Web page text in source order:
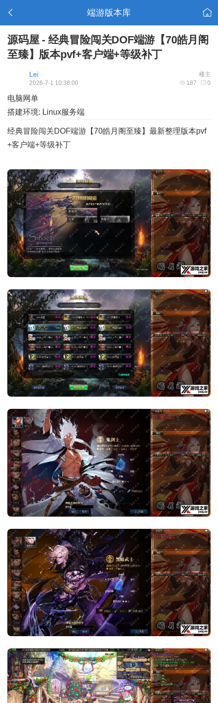
端游版本库
源码屋 - 经典冒险闯关DOF端游【70皓月阁
至臻】版本pvf+客户端+等级补丁
楼主
Lei
187 0
2026-7-1 10:38:00
电脑网单
搭建环境: Linux服务端
经典冒险闯关DOF端游【70皓月阁至臻】最新整理版本pvf
+客户端+等级补丁